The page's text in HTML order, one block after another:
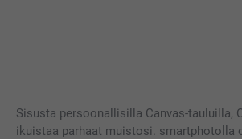
Sisusta persoonallisilla Canvas-tauluilla,
ikuistaa parhaat muistosi. smartphotolla